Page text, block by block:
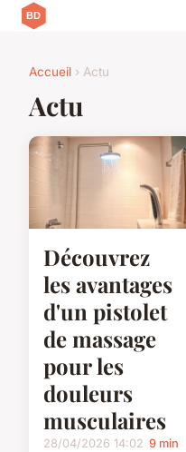
Accueil › Actu
Actu
Découvrez
les avantages
d'un pistolet
de massage
pour les
douleurs
musculaires
28/04/2026 14:02 9 min